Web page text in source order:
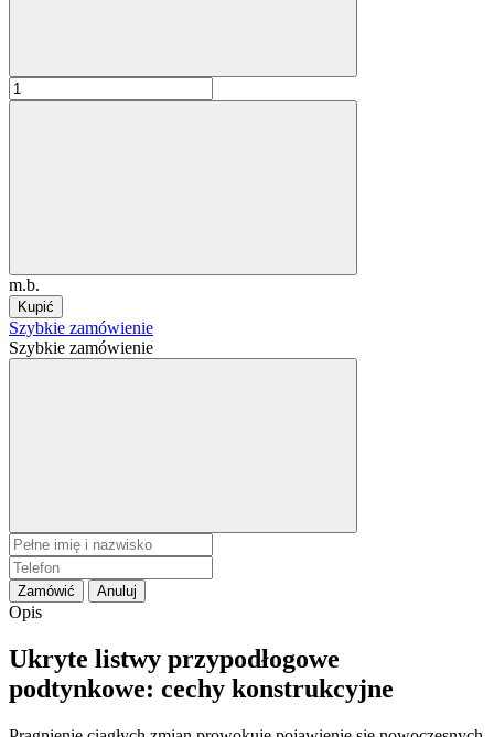
m.b.
Kupić
Szybkie zamówienie
Szybkie zamówienie
Zamówić Anuluj
Opis
Ukryte listwy przypodłogowe
podtynkowe: cechy konstrukcyjne